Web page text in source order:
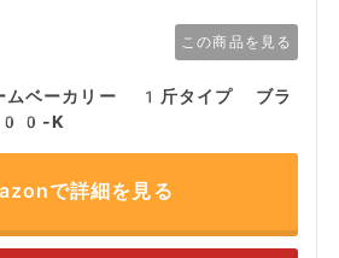
この商品を見る
ムベーカリー 1斤タイプ ブラ
K
で詳細を見る